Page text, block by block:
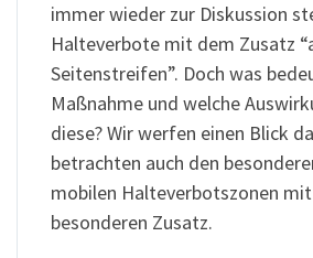
immer wieder zur Diskussion
Halteverbote mit dem Zusatz
Seitenstreifen”. Doch was
Maßnahme und welche
diese? Wir werfen einen Blick
betrachten auch den
mobilen Halteverbotszonen
besonderen Zusatz.